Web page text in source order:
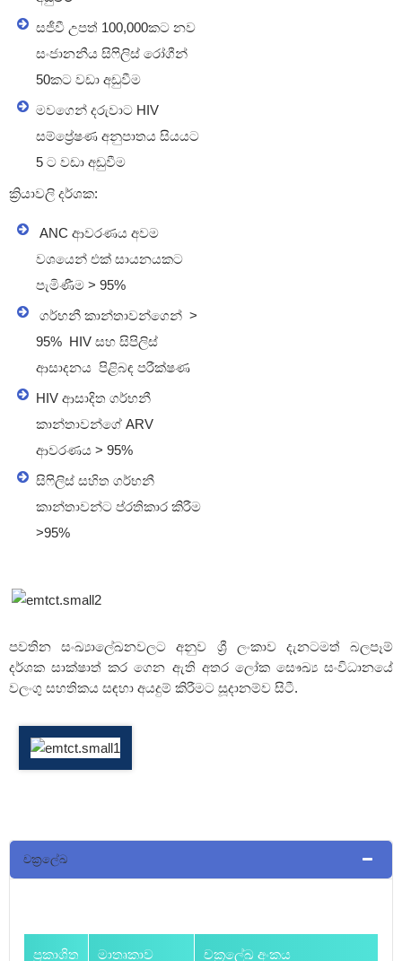
සජීවී උපත් 100,000කට නව
සංජානනීය සිෆිලිස් රෝගීන්
50කට වඩා අඩුවීම
මවගෙන් දරුවාට HIV
සම්ප්‍රේෂණ අනුපාතය සියයට
5 ට වඩා අඩුවීම
ක්‍රියාවලි දර්ශක:
ANC ආවරණය අවම
වශයෙන් එක් සායනයකට
පැමිණීම > 95%
ගර්භනී කාන්තාවන්ගෙන් >
95% HIV සහ සිපිලිස්
ආසාදනය පිළිබඳ පරීක්ෂණ
HIV ආසාදිත ගර්භනී
කාන්තාවන්ගේ ARV
ආවරණය > 95%
සිෆිලිස් සහිත ගර්භනී
කාන්තාවන්ට ප්රතිකාර කිරීම
>95%
පවතින සංඛ්‍යාලේඛනවලට අනුව ශ්‍රී ලංකාව දැනටමත් බලපෑම්
දර්ශක සාක්ෂාත් කර ගෙන ඇති අතර ලෝක සෞඛ්‍ය සංවිධානයේ
වලංගු සහතිකය සඳහා අයදුම් කිරීමට සූදානම්ව සිටී.
චක්‍රලේඛ
ප්‍රකාශිත මාතෘකාව චක්‍රලේඛ අංකය